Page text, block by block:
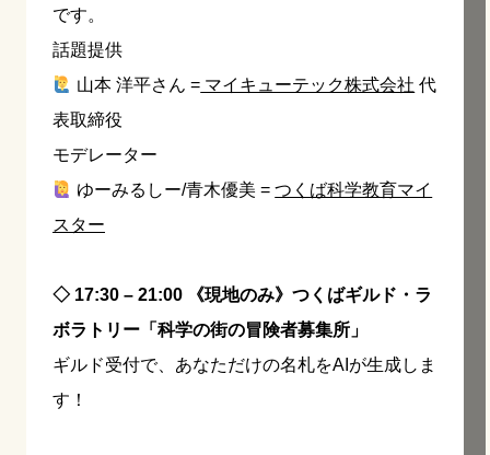
です。
話題提供
山本 洋平さん = マイキューテック株式会社 代
表取締役
モデレーター
ゆーみるしー/青木優美 =つくば科学教育マイ
スター
◇ 17:30 – 21:00 《現地のみ》つくばギルド・ラ
ボラトリー「科学の街の冒険者募集所」
ギルド受付で、あなただけの名札をAIが生成しま
す！